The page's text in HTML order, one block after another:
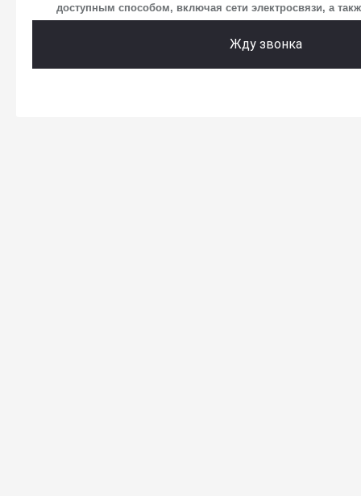
4. Я даю согласие на передачу моих персональных данных
размещен на сайте в разделе «Юридическая информация».
5. Данное Согласие действует до момента достижения цели
доступным способом, включая сети электросвязи, а
Жду звонка